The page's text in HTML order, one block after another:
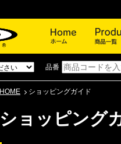
品番
HOME ショッピングガイド
ショッピング